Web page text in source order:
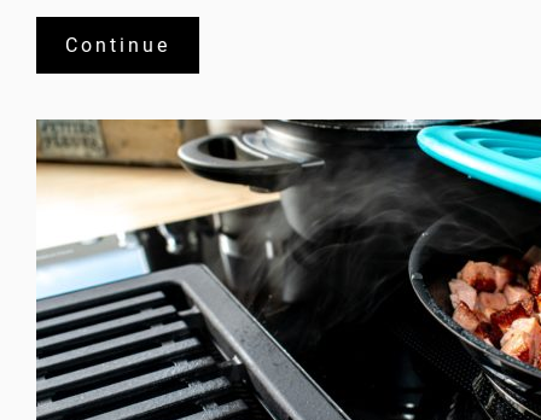
Continue